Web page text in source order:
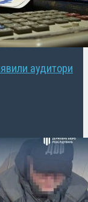
аудитори